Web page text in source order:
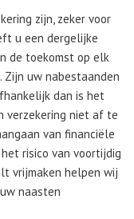
zijn, zeker voor
u een dergelijke
de toekomst op elk
uw nabestaanden
dan is het
verzekering niet af te
van financiële
risico van voortijdig
vrijmaken helpen wij
naasten